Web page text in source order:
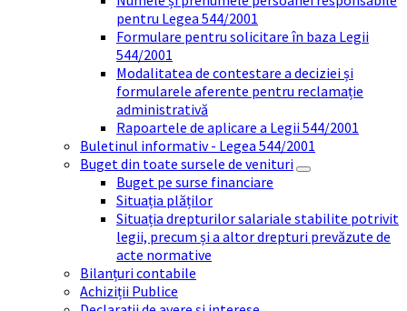
pentru Legea 544/2001
Formulare pentru solicitare în baza Legii
544/2001
Modalitatea de contestare a deciziei și
formularele aferente pentru reclamație
administrativă
Rapoartele de aplicare a Legii 544/2001
Buletinul informativ - Legea 544/2001
Buget din toate sursele de venituri
Buget pe surse financiare
Situația plăților
Situația drepturilor salariale stabilite potrivit
legii, precum și a altor drepturi prevăzute de
acte normative
Bilanțuri contabile
Achiziții Publice